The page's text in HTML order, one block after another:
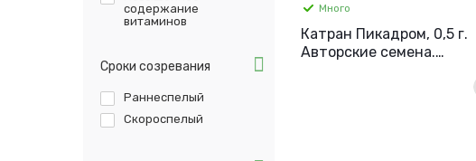
содержание
витаминов
Сроки созревания
Раннеспелый
Скороспелый
Много
Катран Пикадром, 0,5 г.
Авторские семена.